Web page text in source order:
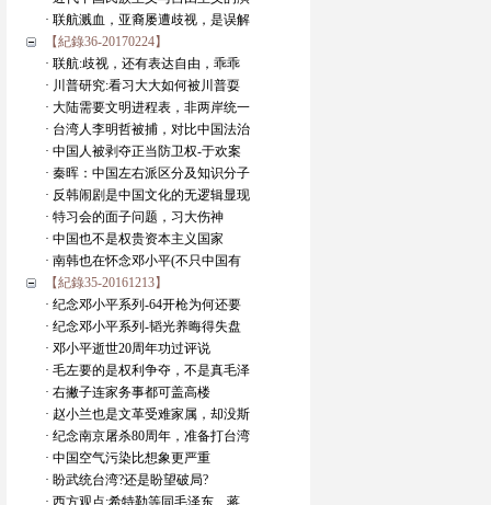
· 联航溅血，亚裔屡遭歧视，是误解
【紀錄36-20170224】
· 联航:歧视，还有表达自由，乖乖
· 川普研究:看习大大如何被川普耍
· 大陆需要文明进程表，非两岸统一
· 台湾人李明哲被捕，对比中国法治
· 中国人被剥夺正当防卫权-于欢案
· 秦晖：中国左右派区分及知识分子
· 反韩闹剧是中国文化的无逻辑显现
· 特习会的面子问题，习大伤神
· 中国也不是权贵资本主义国家
· 南韩也在怀念邓小平(不只中国有
【紀錄35-20161213】
· 纪念邓小平系列-64开枪为何还要
· 纪念邓小平系列-韬光养晦得失盘
· 邓小平逝世20周年功过评说
· 毛左要的是权利争夺，不是真毛泽
· 右撇子连家务事都可盖高楼
· 赵小兰也是文革受难家属，却没斯
· 纪念南京屠杀80周年，准备打台湾
· 中国空气污染比想象更严重
· 盼武统台湾?还是盼望破局?
· 西方观点:希特勒等同毛泽东、蒋